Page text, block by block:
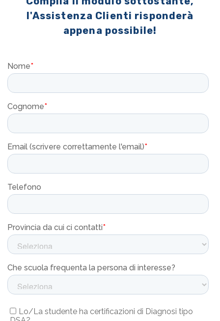
l'Assistenza Clienti risponderà
appena possibile!